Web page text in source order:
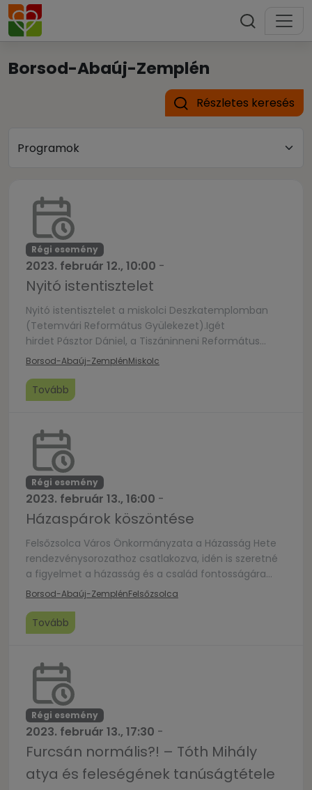
Borsod-Abaúj-Zemplén
Részletes keresés
Régi esemény
2023. február 12., 10:00 -
Nyitó istentisztelet
Nyitó istentisztelet a miskolci Deszkatemplomban
(Tetemvári Református Gyülekezet).Igét
hirdet Pásztor Dániel, a Tiszáninneni Református
Egyházkerület püspöke. Az istentisztelet élőben
https://www.facebook.com/deszkatemplom
Borsod-Abaúj-ZemplénMiskolc
Tovább
Régi esemény
2023. február 13., 16:00 -
Házaspárok köszöntése
Felsőzsolca Város Önkormányzata a Házasság Hete
rendezvénysorozathoz csatlakozva, idén is szeretné
a figyelmet a házasság és a család fontosságára
irányítani.Ebből az alkalomból várja a jubiláló
gyermekekre is gondolva szelfizz a családdal – fotó
versenyt is hirdet az önkormányzat.Minden beküldő
Borsod-Abaúj-ZemplénFelsőzsolca
Tovább
Régi esemény
2023. február 13., 17:30 -
Furcsán normális?! – Tóth Mihály
atya és feleségének tanúságtétele